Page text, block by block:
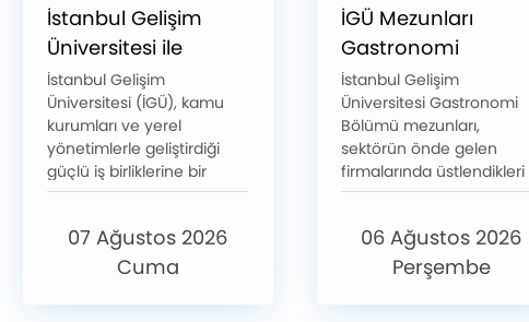
İstanbul Gelişim
Üniversitesi ile
Bakırköy Belediyesi
Arasındaki Stratejik
İş Birliği Güçleniyor
İstanbul Gelişim
Üniversitesi (İGÜ), kamu
kurumları ve yerel
yönetimlerle geliştirdiği
güçlü iş birliklerine bir
yenisini daha ekleyerek
sağlayacak ortak
çalışmalarını kararlılıkla
İstanbul Gelişim
07 Ağustos 2026
Cuma
İGÜ Mezunları
Gastronomi
Alanında
Başarılarıyla Öne
Çıkmaya Devam
Ediyor
İstanbul Gelişim
Üniversitesi Gastronomi
Bölümü mezunları,
sektörün önde gelen
firmalarında üstlendikleri
önemli görevlerle kariyer
başarılara imza atmayı
sürdürüyor. Bu başarıların
son örneklerinden biri de
Radisson Blu Hotel,
06 Ağustos 2026
Perşembe